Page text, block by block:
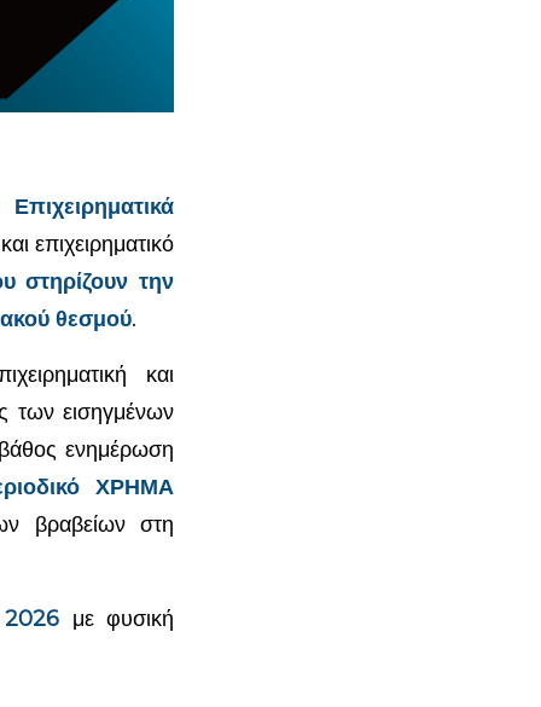
Επιχειρηματικά
επιχειρηματικό
στηρίζουν την
θεσμού.
και
των εισηγμένων
ενημέρωση
ΧΡΗΜΑ
βραβείων στη
με φυσική